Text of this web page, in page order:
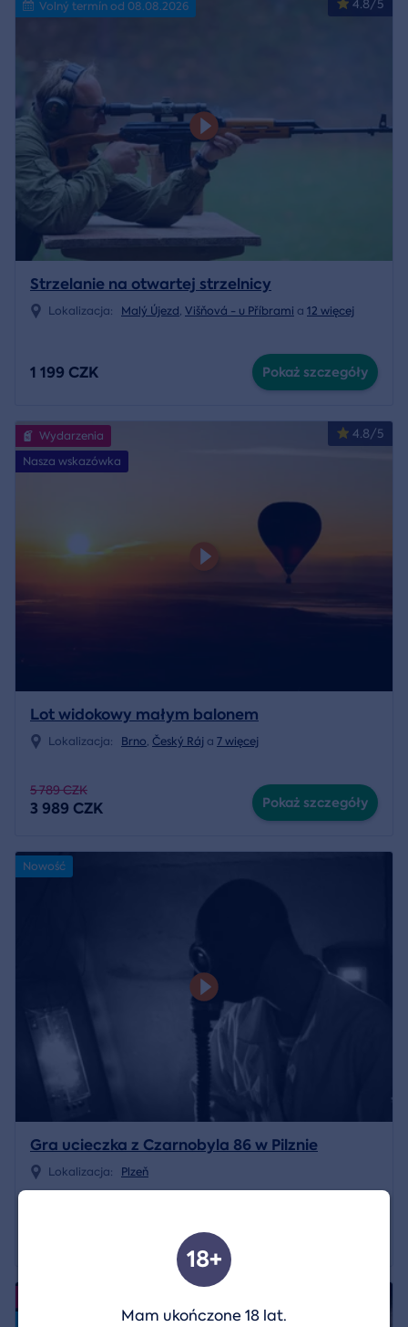
4.8/5
Volný termín od 08.08.2026
Strzelanie na otwartej strzelnicy
Lokalizacja: Malý Újezd, Višňová - u Příbrami a 12 więcej
1 199 CZK Pokaż szczegóły
4.8/5
Wydarzenia
Nasza wskazówka
Lot widokowy małym balonem
Lokalizacja: Brno, Český Ráj a 7 więcej
5 789 CZK
3 989 CZK Pokaż szczegóły
Nowość
Gra ucieczka z Czarnobyla 86 w Pilznie
Lokalizacja: Plzeň
18+
Mam ukończone 18 lat.